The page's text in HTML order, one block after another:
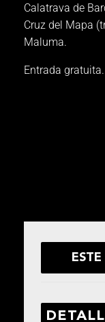
Calatrava de
Cruz del Mapa
Maluma.
Entrada gratuita.